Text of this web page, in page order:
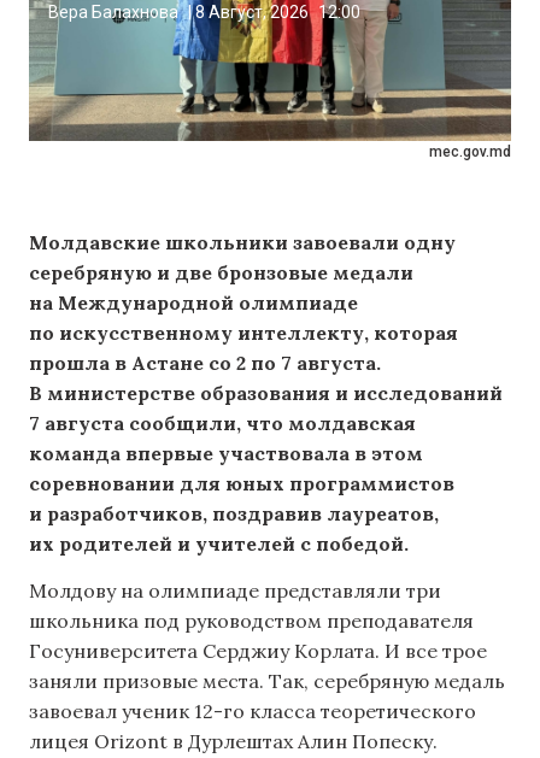
mec.gov.md
Вера Балахнова |8 Август, 2026 12:00
Молдавские школьники завоевали одну
серебряную и две бронзовые медали
на Международной олимпиаде
по искусственному интеллекту, которая
прошла в Астане со 2 по 7 августа.
В министерстве образования и исследований
7 августа сообщили, что молдавская
команда впервые участвовала в этом
соревновании для юных программистов
и разработчиков, поздравив лауреатов,
их родителей и учителей с победой.
Молдову на олимпиаде представляли три
школьника под руководством преподавателя
Госуниверситета Серджиу Корлата. И все трое
заняли призовые места. Так, серебряную медаль
завоевал ученик 12-го класса теоретического
лицея Orizont в Дурлештах Алин Попеску.